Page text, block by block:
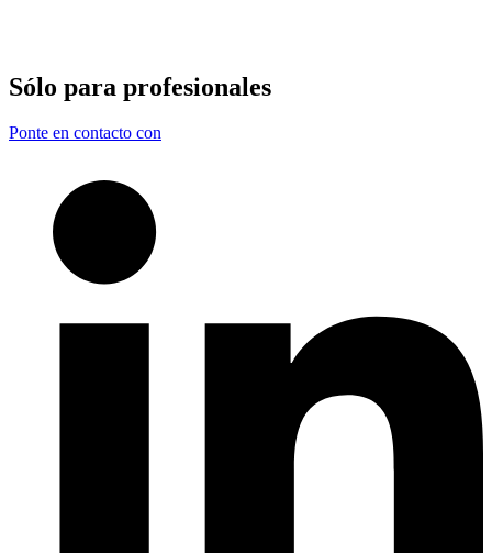
Sólo para profesionales
Ponte en contacto con